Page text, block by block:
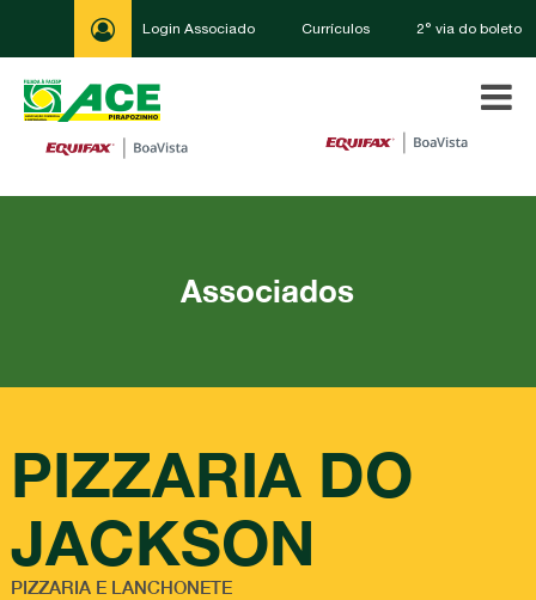
Login Associado Currículos 2° via do boleto
Associados
PIZZARIA DO
JACKSON
PIZZARIA E LANCHONETE